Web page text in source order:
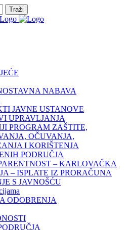
NABAVA
JAVNE USTANOVE
UPRAVLJANJA
PROGRAM ZAŠTITE,
OČUVANJA,
I KORIŠTENJA
PODRUČJA
– KARLOVAČKA
– ISPLATE IZ PRORAČUNA
S JAVNOŠĆU
ODOBRENJA